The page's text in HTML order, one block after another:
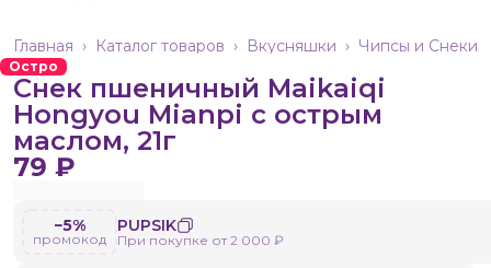
Чипсы и Снеки
Вкусняшки ›
Каталог товаров ›
Главная ›
Остро
Снек пшеничный Maikaiqi
Hongyou Mianpi с острым
маслом, 21г
79 ₽
−5%
промокод
PUPSIK
При покупке от 2 000 ₽